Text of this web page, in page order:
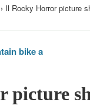
Il Rocky Horror picture
bike a